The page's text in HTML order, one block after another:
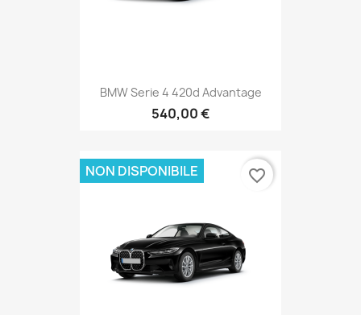
BMW Serie 4 420d Advantage
540,00 €
NON DISPONIBILE favorite_border